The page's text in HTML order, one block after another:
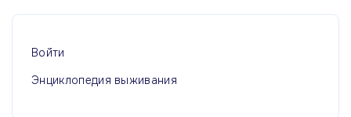
Войти
Энциклопедия выживания